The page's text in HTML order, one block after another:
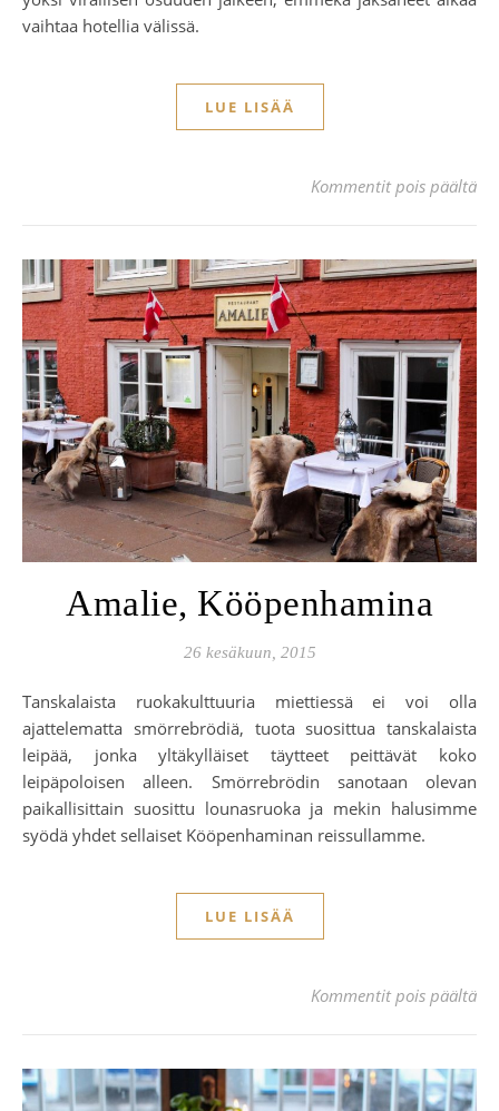
vaihtaa hotellia välissä.
LUE LISÄÄ
Kommentit pois päältä
Amalie, Kööpenhamina
26 kesäkuun, 2015
Tanskalaista ruokakulttuuria miettiessä ei voi olla
ajattelematta smörrebrödiä, tuota suosittua tanskalaista
leipää, jonka yltäkylläiset täytteet peittävät koko
leipäpoloisen alleen. Smörrebrödin sanotaan olevan
paikallisittain suosittu lounasruoka ja mekin halusimme
syödä yhdet sellaiset Kööpenhaminan reissullamme.
LUE LISÄÄ
Kommentit pois päältä